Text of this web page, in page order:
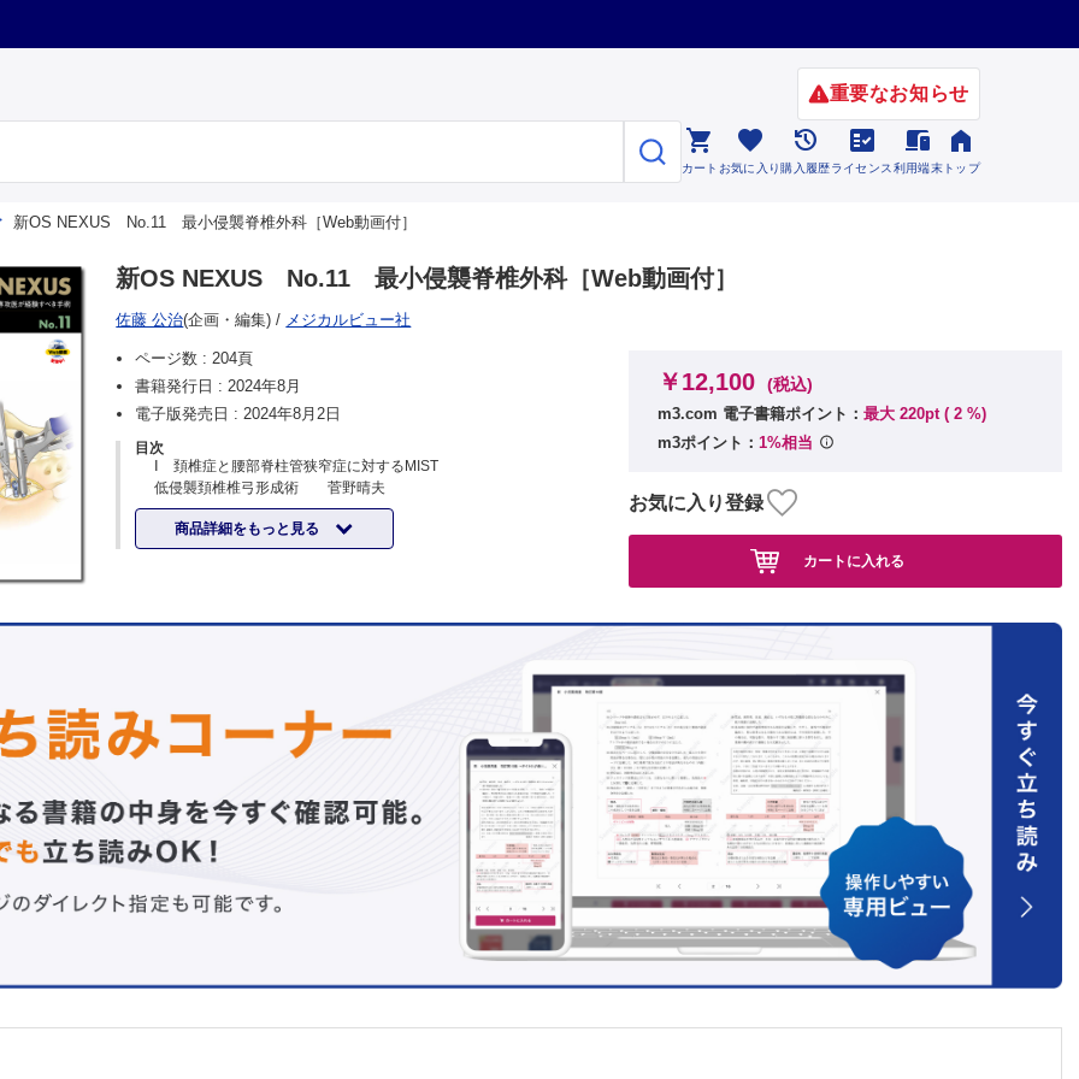
重要なお知らせ

カート

お気に入り

購入履歴

ライセンス

利用端末

トップ
新OS NEXUS No.11 最小侵襲脊椎外科［Web動画付］
新OS NEXUS No.11 最小侵襲脊椎外科［Web動画付］
佐藤 公治(企画・編集) / メジカルビュー社
ページ数 :204頁
書籍発行日 :2024年8月
電子版発売日 :2024年8月2日
目次
Ⅰ 頚椎症と腰部脊柱管狭窄症に対するMIST
低侵襲頚椎椎弓形成術 菅野晴夫
頚髄症に対する内視鏡手術 中元秀樹ほか
棘突起縦割式椎弓切除術 鵜飼淳一ほか
腰椎変性疾患に対するMEDシステムを用いた除圧手術ー腰椎
脊椎外傷に対する最小侵襲脊椎治療（minimally invasive spine
treatment；MIST）の手術手技 伊藤康夫ほか
転移性脊椎腫瘍に対するMIStー緊急PPS，metaの部位によるコツ
骨粗鬆症性椎体骨折に対する骨セメントなどによる（経皮的）椎体
脊髄刺激療法（SCS） 金子剛士ほか
術中3D透視ナビゲーションを用いた側臥位single position
採骨を必要としない低侵襲腫瘍脊椎骨全摘術 村上英樹ほか
脊椎手術支援ロボットのMISTへの応用：ロボット支援経皮的椎弓
根スクリュー 赤澤 努
腰椎椎間板ヘルニアに対する酵素注入療法 小林和克
商品詳細をもっと見る
￥12,100 (税込)
m3.com 電子書籍ポイント： 最大 220pt ( 2 %)
m3ポイント： 1%相当
お気に入り登録
カートに入れる